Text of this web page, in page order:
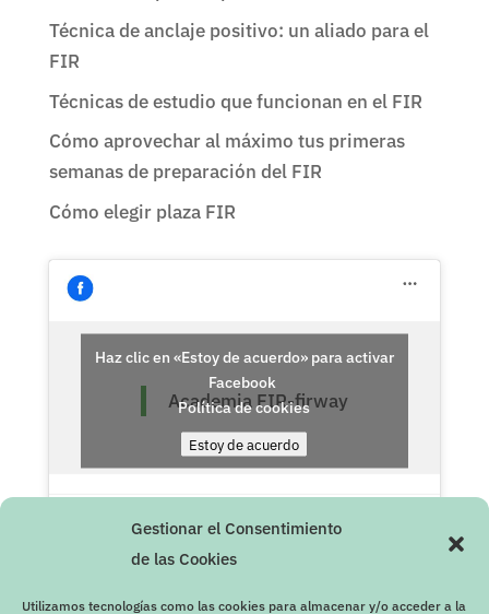
Gestionar el Consentimiento
de las Cookies
Utilizamos tecnologías como las cookies para almacenar y/o acceder a la
Técnica de anclaje positivo: un aliado para el
FIR
Técnicas de estudio que funcionan en el FIR
Cómo aprovechar al máximo tus primeras
semanas de preparación del FIR
Cómo elegir plaza FIR
Academia FIR-firway
Haz clic en «Estoy de acuerdo» para activar
Facebook
Política de cookies
Estoy de acuerdo